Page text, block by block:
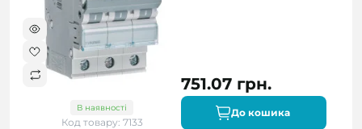
В наявності
Код товару: 7133
751.07 грн.
До кошика